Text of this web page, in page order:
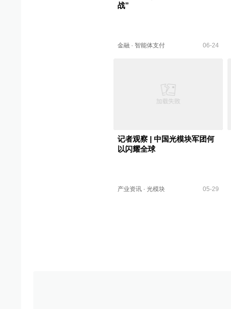
战”
金融 · 智能体支付 06-24
记者观察 | 中国光模块军团何
以闪耀全球
产业资讯 · 光模块 05-29